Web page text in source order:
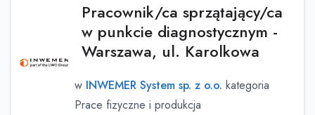
Pracownik/ca sprzątający/ca
w punkcie diagnostycznym -
Warszawa, ul. Karolkowa
w INWEMER System sp. z o.o. kategoria
Prace fizyczne i produkcja